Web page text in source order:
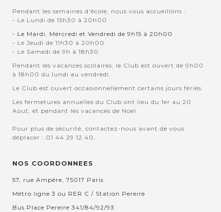
Pendant les semaines d'école, nous vous accueillons :
- Le Lundi de 15h30 à 20h00
- Le Mardi, Mercredi et Vendredi de 9h15 à 20h00
- Le Jeudi de 11h30 à 20h00
- Le Samedi de 9h à 18h30
Pendant les vacances scolaires, le Club est ouvert de 9h00
à 18h00 du lundi au vendredi.
Le Club est ouvert occasionnellement certains jours fériés.
Les fermetures annuelles du Club ont lieu du 1er au 20
Aout, et pendant les vacances de Noel.
Pour plus de sécurité, contactez-nous avant de vous
déplacer : 01 44 29 12 40.
NOS COORDONNEES
57, rue Ampère, 75017 Paris
Métro ligne 3 ou RER C / Station Pereire
Bus Place Pereire 341/84/92/93